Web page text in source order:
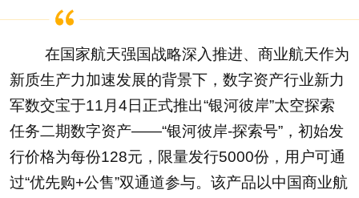
在国家航天强国战略深入推进、商业航天作为
新质生产力加速发展的背景下，数字资产行业新力
军数交宝于11月4日正式推出“银河彼岸”太空探索
任务二期数字资产——“银河彼岸-探索号”，初始发
行价格为每份128元，限量发行5000份，用户可通
过“优先购+公售”双通道参与。该产品以中国商业航